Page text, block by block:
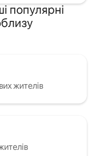
популярні
жителів